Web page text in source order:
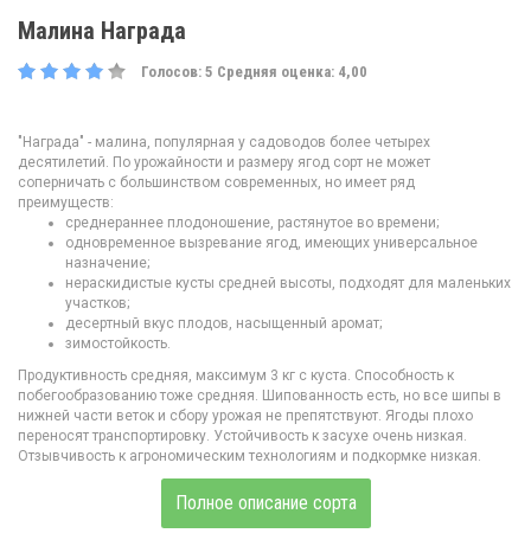
Малина Награда
Голосов: 5 Средняя оценка: 4,00
"Награда" - малина, популярная у садоводов более четырех
десятилетий. По урожайности и размеру ягод сорт не может
соперничать с большинством современных, но имеет ряд
преимуществ:
среднераннее плодоношение, растянутое во времени;
одновременное вызревание ягод, имеющих универсальное
назначение;
нераскидистые кусты средней высоты, подходят для маленьких
участков;
десертный вкус плодов, насыщенный аромат;
зимостойкость.
Продуктивность средняя, максимум 3 кг с куста. Способность к
побегообразованию тоже средняя. Шипованность есть, но все шипы в
нижней части веток и сбору урожая не препятствуют. Ягоды плохо
переносят транспортировку. Устойчивость к засухе очень низкая.
Отзывчивость к агрономическим технологиям и подкормке низкая.
Полное описание сорта